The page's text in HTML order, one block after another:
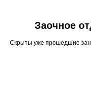
Заочное
Скрыты уже прошедшие